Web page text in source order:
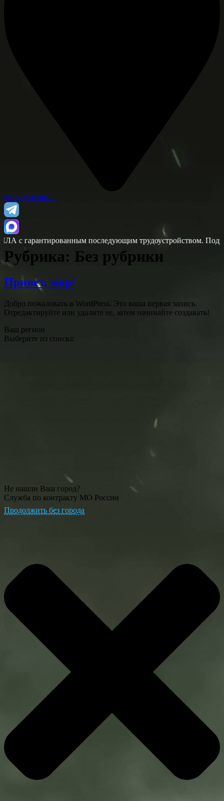
Определение...
гарантированным последующим трудоустройством.
Рубрика: Без рубрики
Привет, мир!
Добро пожаловать в WordPress. Это ваша первая запись.
Отредактируйте или удалите ее, затем начинайте создавать!
Ваш регион
Выберите из списка:
Не нашли Ваш город?
Служба по контракту МО России
Продолжить без города